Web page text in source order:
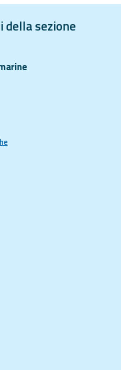
sezione